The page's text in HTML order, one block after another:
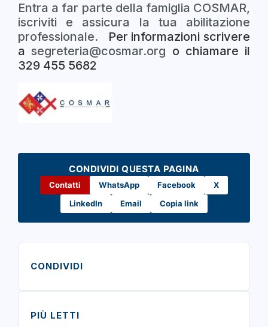
Entra a far parte della famiglia COSMAR,
iscriviti e assicura la tua abilitazione
professionale. Per informazioni scrivere
asegreteria@cosmar.org o chiamare il
329 455 5682
CONDIVIDI QUESTA PAGINA
Contatti WhatsApp Facebook
X
LinkedIn
Email Copia link
CONDIVIDI
PIÙ LETTI